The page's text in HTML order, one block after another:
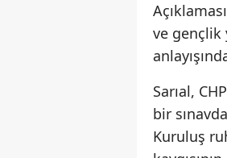
ve gençlik
Sarıal,
bir
Kuruluş